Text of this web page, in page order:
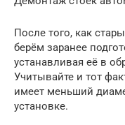
После того, как
берём заранее
устанавливая её в
Учитывайте и тот
имеет меньший
установке.